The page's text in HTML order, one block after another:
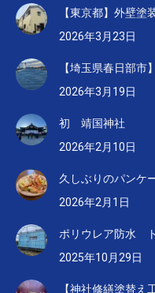
【東京都】外壁塗
2026年3月23日
【埼玉県春日部
2026年3月19日
初 靖国神社
2026年2月10日
久しぶりのパンケ
2026年2月1日
ポリウレア防水
2025年10月29日
【神社修繕塗替え